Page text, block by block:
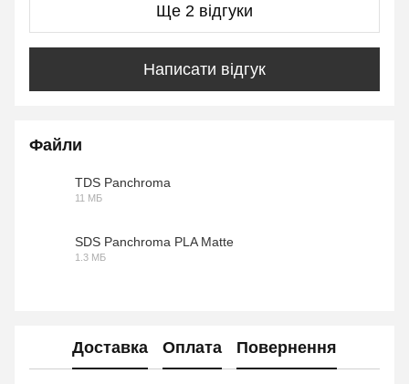
Ще 2 відгуки
Написати відгук
Файли
TDS Panchroma
11 МБ
SDS Panchroma PLA Matte
1.3 МБ
Доставка Оплата Повернення